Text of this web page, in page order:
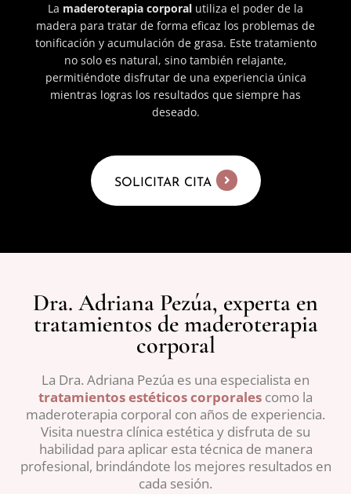
La maderoterapia corporal utiliza el poder de la
madera para tratar de forma eficaz los problemas de
tonificación y acumulación de grasa. Este tratamiento
no solo es natural, sino también relajante,
permitiéndote disfrutar de una experiencia única
mientras logras los resultados que siempre has
deseado.
SOLICITAR CITA
Dra. Adriana Pezúa, experta en
tratamientos de maderoterapia
corporal
La Dra. Adriana Pezúa es una especialista en
tratamientos estéticos corporales como la
maderoterapia corporal con años de experiencia.
Visita nuestra clínica estética y disfruta de su
habilidad para aplicar esta técnica de manera
profesional, brindándote los mejores resultados en
cada sesión.